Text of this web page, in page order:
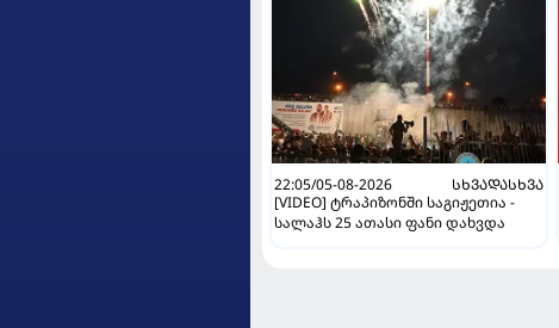
22:05/05-08-2026
ᲡᲮᲕᲐᲓᲐᲡᲮᲕᲐ
[VIDEO] ტრაპიზონში საგიჟეთია -
სალაჰს 25 ათასი ფანი დახვდა